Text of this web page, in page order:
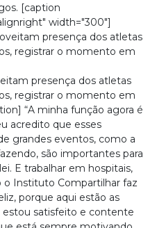
[caption
width="300"]
presença dos atletas
registrar o momento em
“A minha função agora é
acredito que esses
grandes eventos, como a
são importantes para
E trabalhar em hospitais,
o Instituto Compartilhar faz
porque aqui estão as
estou satisfeito e contente